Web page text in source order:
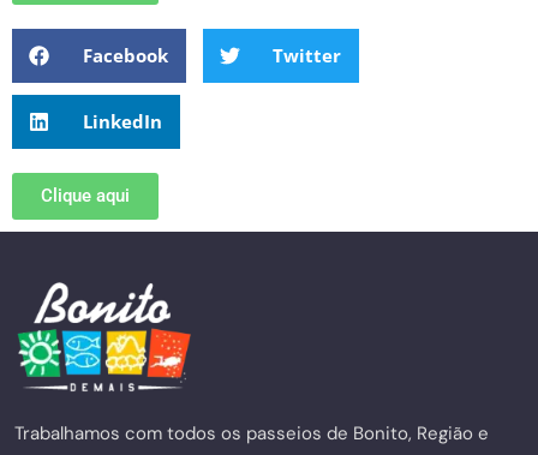
Facebook Twitter
LinkedIn
Clique aqui
Trabalhamos com todos os passeios de Bonito, Região e